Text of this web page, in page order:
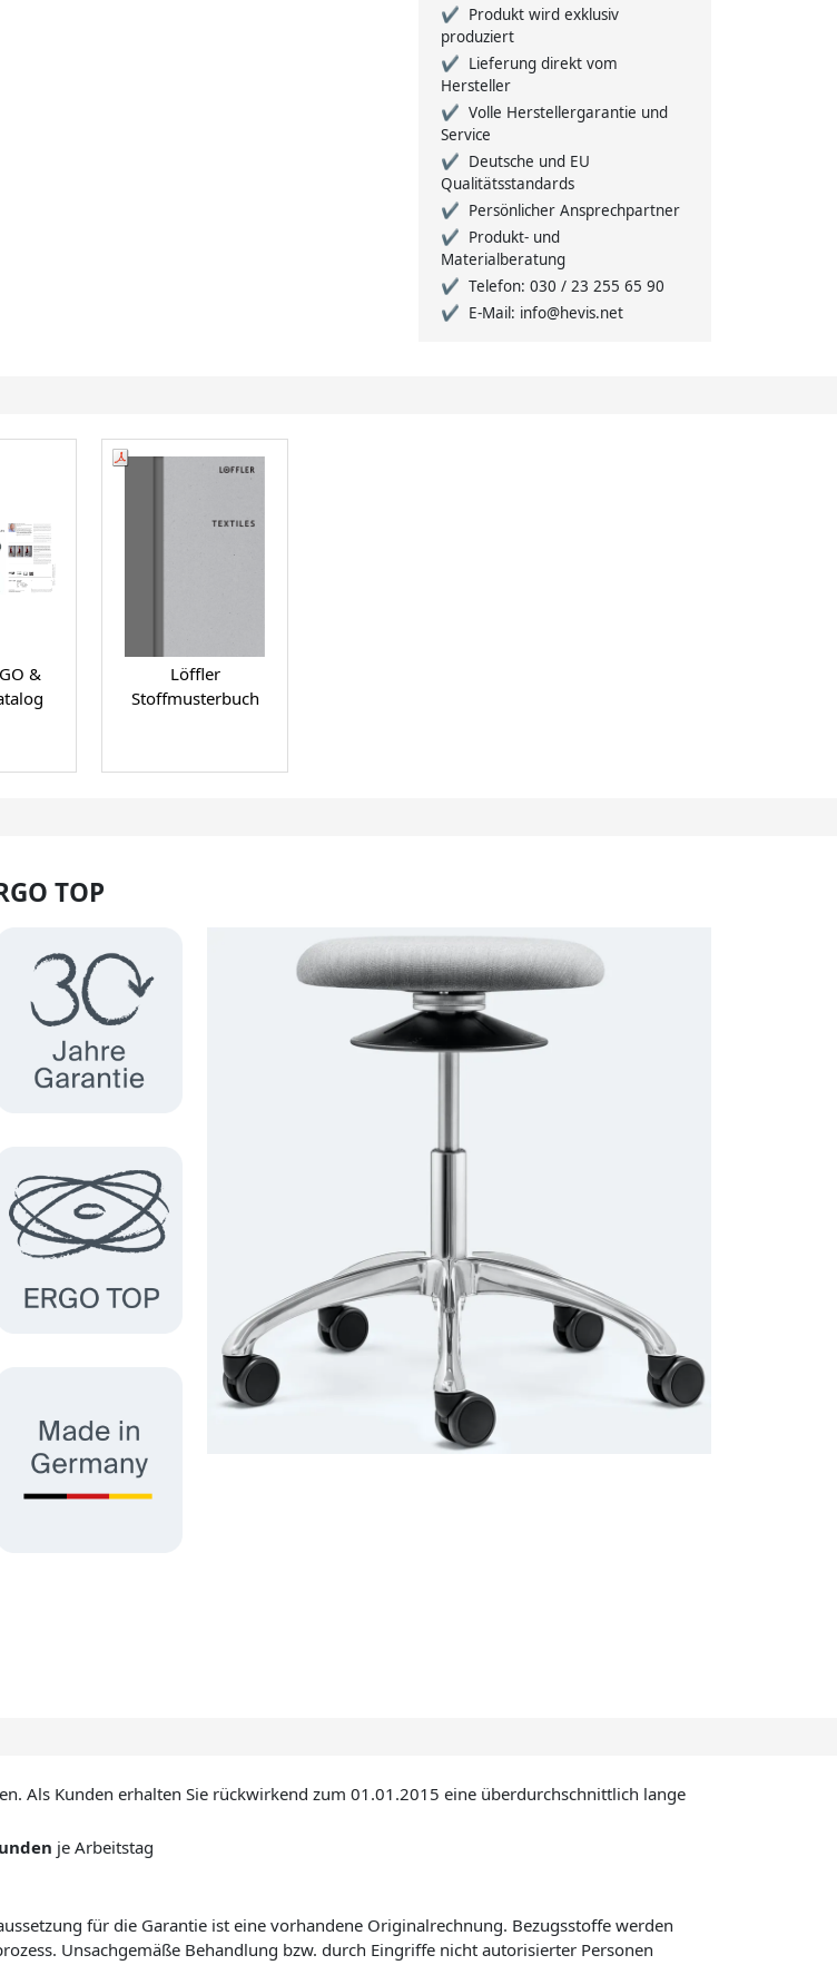
Produkt wird exklusiv
produziert
Lieferung direkt vom
Hersteller
Volle Herstellergarantie und
Service
Deutsche und EU
Qualitätsstandards
Persönlicher Ansprechpartner
Produkt- und
Materialberatung
Telefon: 030 / 23 255 65 90
E-Mail: info@hevis.net
&
Löffler
Stoffmusterbuch
TOP
Als Kunden erhalten Sie rückwirkend zum 01.01.2015 eine überdurchschnittlich lange
je Arbeitstag
für die Garantie ist eine vorhandene Originalrechnung. Bezugsstoffe werden
Unsachgemäße Behandlung bzw. durch Eingriffe nicht autorisierter Personen